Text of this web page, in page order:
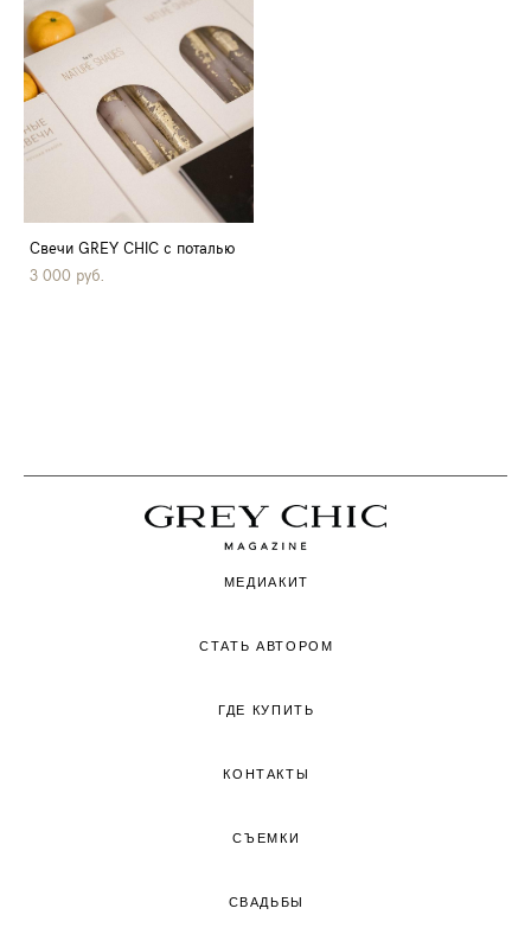
Свечи GREY CHIC c поталью
3 000 pуб.
МЕДИАКИТ
СТАТЬ АВТОРОМ
ГДЕ КУПИТЬ
КОНТАКТЫ
СЪЕМКИ
СВАДЬБЫ